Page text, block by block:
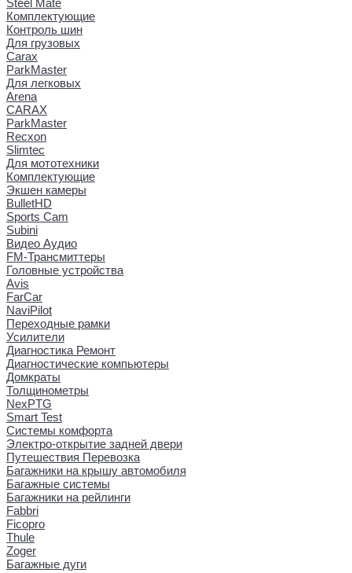
Комплектующие
Контроль шин
Для грузовых
Carax
ParkMaster
Для легковых
Arena
CARAX
ParkMaster
Recxon
Slimtec
Для мототехники
Комплектующие
Экшен камеры
BulletHD
Sports Cam
Subini
Видео Аудио
FM-Трансмиттеры
Головные устройства
Avis
FarCar
NaviPilot
Переходные рамки
Усилители
Диагностика Ремонт
Диагностические компьютеры
Домкраты
Толщинометры
NexPTG
Smart Test
Системы комфорта
Электро-открытие задней двери
Путешествия Перевозка
Багажники на крышу автомобиля
Багажные системы
Багажники на рейлинги
Fabbri
Ficopro
Thule
Zoger
Багажные дуги